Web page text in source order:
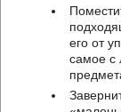
его от
самое с